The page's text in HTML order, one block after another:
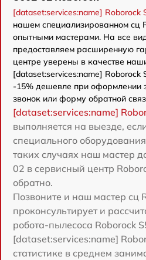
[dataset:services:name] Roborock
нашем специализированном сц
опытными мастерами. На все
предоставляем расширенную
центре уверены в качестве
[dataset:services:name] Roborock
-15% дешевле при оформлении
звонок или форму обратной
[dataset:services:name]
выполняется на выезде,
специального
таких случаях наш мастер
02 в сервисный центр
обратно.
Позвоните и наш мастер сц
проконсультирует и
робота-пылесоса Roborock
[dataset:services:name]
статистике в среднем